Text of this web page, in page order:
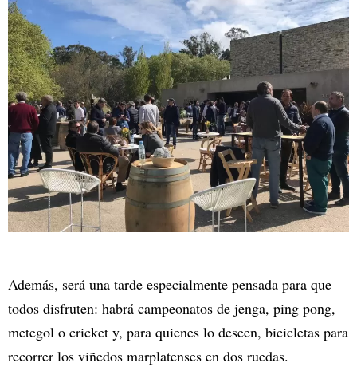
Además, será una tarde especialmente pensada para que
todos disfruten: habrá campeonatos de jenga, ping pong,
metegol o cricket y, para quienes lo deseen, bicicletas para
recorrer los viñedos marplatenses en dos ruedas.